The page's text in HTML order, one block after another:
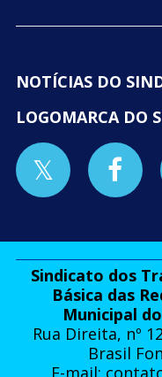
NOTÍCIAS DO
LOGOMARCA DO
Sindicato dos
Básica das
Municipal
Rua Direita, nº
Brasil
E-mail: